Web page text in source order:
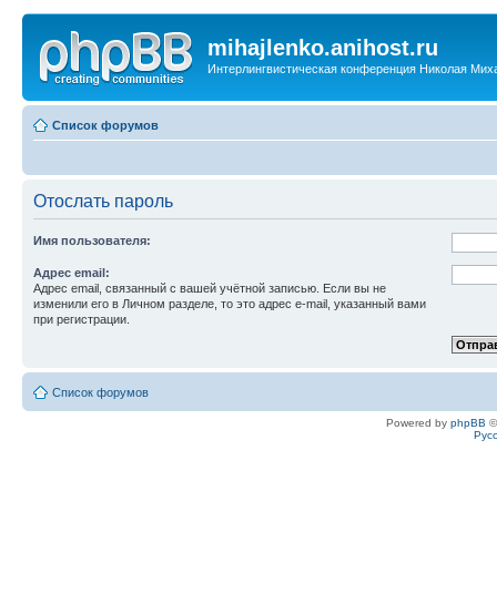
mihajlenko.anihost.ru
Интерлингвистическая конференция Николая
Список форумов
Отослать пароль
Имя пользователя:
Адрес email:
Адрес email, связанный с вашей учётной записью. Если вы не
изменили его в Личном разделе, то это адрес e-mail, указанный вами
при регистрации.
Список форумов
Powered by phpBB